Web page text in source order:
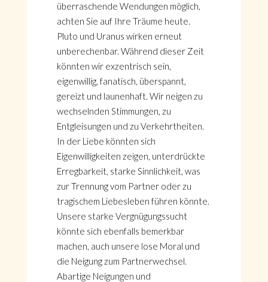
überraschende Wendungen möglich,
achten Sie auf Ihre Träume heute.
Pluto und Uranus wirken erneut
unberechenbar. Während dieser Zeit
könnten wir exzentrisch sein,
eigenwillig, fanatisch, überspannt,
gereizt und launenhaft. Wir neigen zu
wechselnden Stimmungen, zu
Entgleisungen und zu Verkehrtheiten.
In der Liebe könnten sich
Eigenwilligkeiten zeigen, unterdrückte
Erregbarkeit, starke Sinnlichkeit, was
zur Trennung vom Partner oder zu
tragischem Liebesleben führen könnte.
Unsere starke Vergnügungssucht
könnte sich ebenfalls bemerkbar
machen, auch unsere lose Moral und
die Neigung zum Partnerwechsel.
Abartige Neigungen und